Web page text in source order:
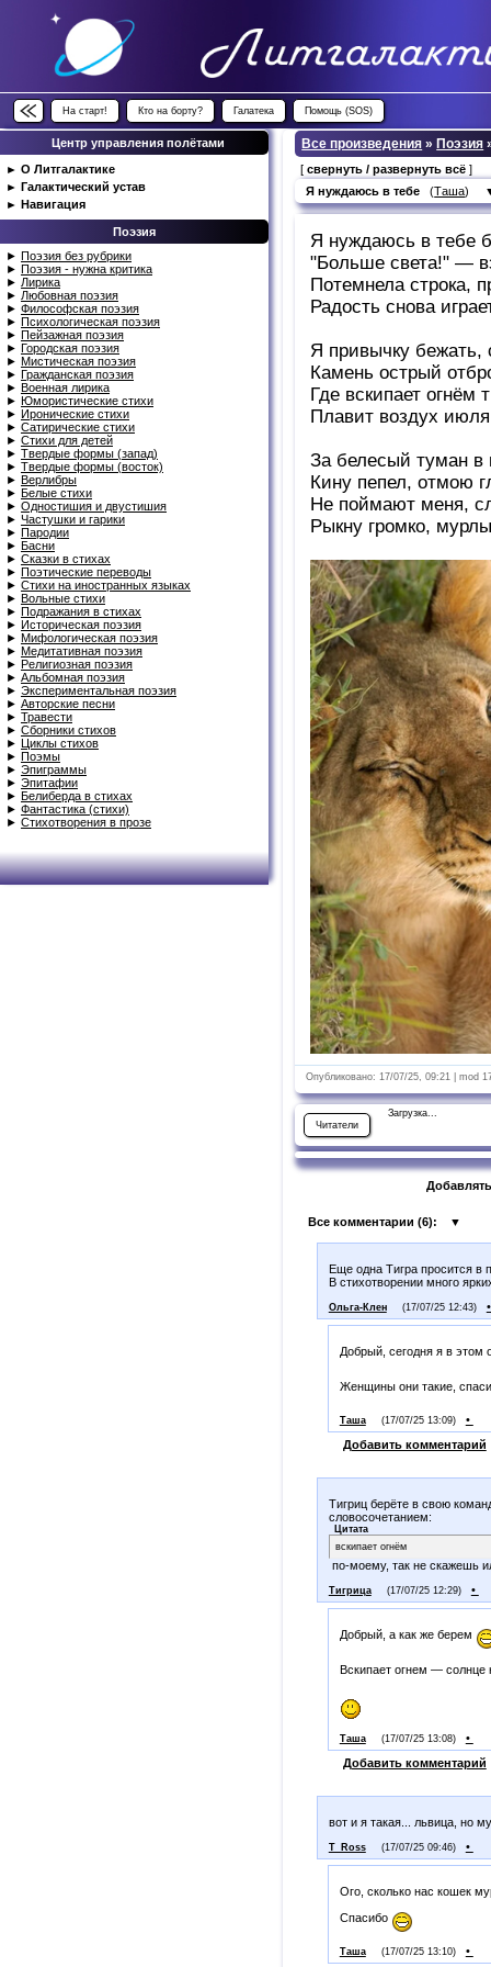
На старт! Кто на борту? Галатека Помощь (SOS)
Центр управления полётами
► О Литгалактике
► Галактический устав
► Навигация
Поэзия
► Поэзия без рубрики
► Поэзия - нужна критика
► Лирика
► Любовная поэзия
► Философская поэзия
► Психологическая поэзия
► Пейзажная поэзия
► Городская поэзия
► Мистическая поэзия
► Гражданская поэзия
► Военная лирика
► Юмористические стихи
► Иронические стихи
► Сатирические стихи
► Стихи для детей
► Твердые формы (запад)
► Твердые формы (восток)
► Верлибры
► Белые стихи
► Одностишия и двустишия
► Частушки и гарики
► Пародии
► Басни
► Сказки в стихах
► Поэтические переводы
► Стихи на иностранных языках
► Вольные стихи
► Подражания в стихах
► Историческая поэзия
► Мифологическая поэзия
► Медитативная поэзия
► Религиозная поэзия
► Альбомная поэзия
► Экспериментальная поэзия
► Авторские песни
► Травести
► Сборники стихов
►
Циклы стихов
► Поэмы
► Эпиграммы
► Эпитафии
► Белиберда в стихах
► Фантастика (стихи)
► Стихотворения в прозе
Все произведения » Поэзия
[свернуть / развернуть всё ]
Я нуждаюсь в тебе (Таша)
Я нуждаюсь в тебе
"Больше света!" —
Потемнела строка,
Радость снова
Я привычку бежать,
Камень острый
Где вскипает огнём
Плавит воздух
За белесый туман в
Кину пепел, отмою
Не поймают меня,
Рыкну громко,
Опубликовано: 17/07/25, 09:21 | mod
Читатели
Загрузка...
Все комментарии (6): ▼
Еще одна Тигра просится в
В стихотворении много
Ольга-Клен (17/07/25 12:43)
Добрый, сегодня я в этом
Женщины они такие,
Таша (17/07/25 13:09)
•
Добавить комментарий
Тигриц берёте в свою
словосочетанием:
Цитата
вскипает огнём
по-моему, так не скажешь
Тигрица (17/07/25 12:29) •
Добрый, а как же берем
Вскипает огнем — солнце
Таша (17/07/25 13:08)
•
Добавить комментарий
вот и я такая... львица, но
T_Ross (17/07/25 09:46) •
Ого, сколько нас кошек
Спасибо
Таша (17/07/25 13:10) •